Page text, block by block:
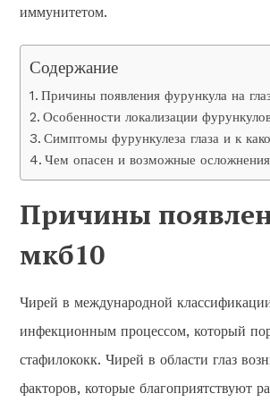
иммунитетом.
Содержание
Причины появления фурункула на
Особенности локализации
Симптомы фурункулеза глаза и к
Чем опасен и возможные осложнения
Причины
мкб10
Чирей в международной
инфекционным процессом, который
стафилококк. Чирей в области глаз
факторов, которые благоприятствуют